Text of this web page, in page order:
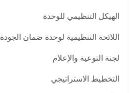
الهيكل التنظيمي للوحدة
اللائحة التنظيمية لوحدة ضمان الجودة
لجنة التوعية والإعلام
التخطيط الاستراتيجي